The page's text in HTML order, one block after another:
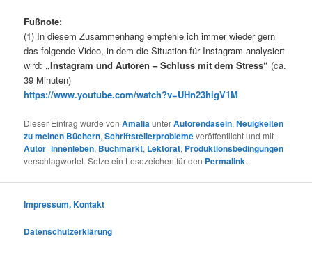
Fußnote:
(1) In diesem Zusammenhang empfehle ich immer wieder gern
das folgende Video, in dem die Situation für Instagram analysiert
wird: „Instagram und Autoren – Schluss mit dem Stress“ (ca.
39 Minuten)
https://www.youtube.com/watch?v=UHn23higV1M
Dieser Eintrag wurde vonAmaliaunterAutorendasein,Neuigkeiten
zu meinen Büchern,Schriftstellerproblemeveröffentlicht und mit
Autor_innenleben, Buchmarkt, Lektorat, Produktionsbedingungen
verschlagwortet. Setze ein Lesezeichen für den Permalink.
Impressum, Kontakt
Datenschutzerklärung